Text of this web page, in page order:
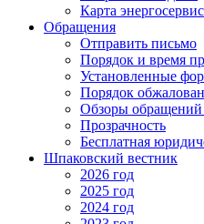
Карта
Обращения
Отправить письмо
Порядок и время
Установленные
Порядок
Обзоры
Прозрачность
Бесплатная
Шпаковский вестник
2026 год
2025 год
2024 год